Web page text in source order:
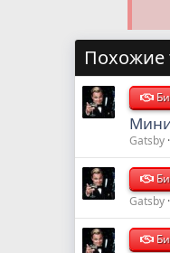
Похожие
Gatsby
Gatsby